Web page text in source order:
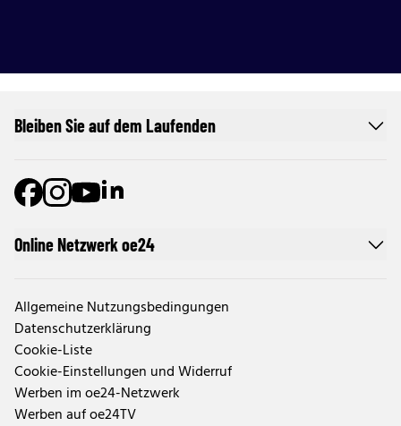
Online Netzwerk oe24
Allgemeine Nutzungsbedingungen
Datenschutzerklärung
Cookie-Liste
Cookie-Einstellungen und Widerruf
Werben im oe24-Netzwerk
Werben auf oe24TV
Bleiben Sie auf dem Laufenden